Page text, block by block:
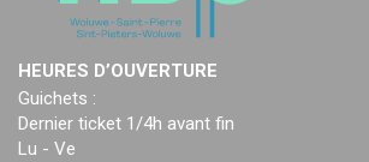
HEURES D’OUVERTURE
Guichets :
Dernier ticket 1/4h avant fin
Lu - Ve